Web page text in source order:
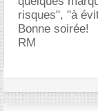
risques", "à
Bonne soirée!
RM